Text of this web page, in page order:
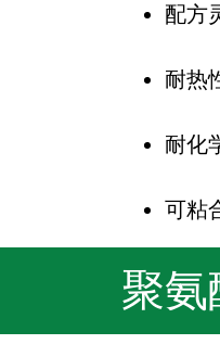
配方
耐热
耐化
可粘
聚氨